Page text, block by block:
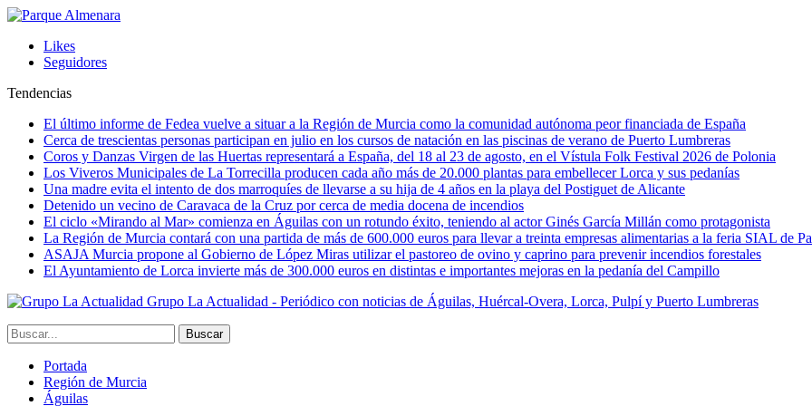
Likes
Seguidores
Tendencias
El último informe de Fedea vuelve a situar a la Región de Murcia como la comunidad autónoma peor financiada de España
Cerca de trescientas personas participan en julio en los cursos de natación en las piscinas de verano de Puerto Lumbreras
Coros y Danzas Virgen de las Huertas representará a España, del 18 al 23 de agosto, en el Vístula Folk Festival 2026 de Polonia
Los Viveros Municipales de La Torrecilla producen cada año más de 20.000 plantas para embellecer Lorca y sus pedanías
Una madre evita el intento de dos marroquíes de llevarse a su hija de 4 años en la playa del Postiguet de Alicante
Detenido un vecino de Caravaca de la Cruz por cerca de media docena de incendios
El ciclo «Mirando al Mar» comienza en Águilas con un rotundo éxito, teniendo al actor Ginés García Millán como protagonista
La Región de Murcia contará con una partida de más de 600.000 euros para llevar a treinta empresas alimentarias a la feria SIAL de
ASAJA Murcia propone al Gobierno de López Miras utilizar el pastoreo de ovino y caprino para prevenir incendios forestales
El Ayuntamiento de Lorca invierte más de 300.000 euros en distintas e importantes mejoras en la pedanía del Campillo
Grupo La Actualidad - Periódico con noticias de Águilas, Huércal-Overa, Lorca, Pulpí y Puerto Lumbreras
Portada
Región de Murcia
Águilas